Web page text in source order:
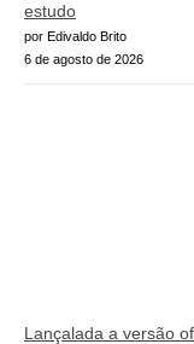
estudo
por Edivaldo Brito
6 de agosto de 2026
Lançalada a versão